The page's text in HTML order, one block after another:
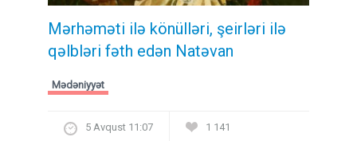
Mərhəməti ilə könülləri, şeirləri ilə
qəlbləri fəth edən Natəvan
Mədəniyyət
5 Avqust 11:07 1 141